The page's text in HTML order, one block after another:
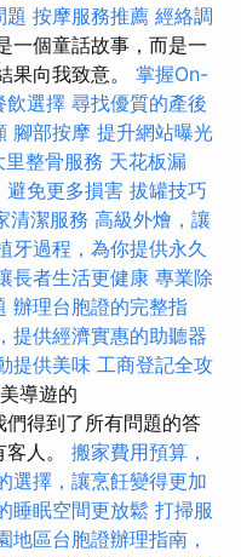
題 按摩服務推薦 經絡調
一個童話故事，而是一
果向我致意。 掌握On-
飲選擇 尋找優質的產後
腳部按摩 提升網站曝光
里整骨服務 天花板漏
避免更多損害 拔罐技巧
清潔服務 高級外燴，讓
牙過程，為你提供永久
長者生活更健康 專業除
辦理台胞證的完整指
提供經濟實惠的助聽器
提供美味 工商登記全攻
導遊的
得到了所有問題的答
人。 搬家費用預算，
選擇，讓烹飪變得更加
睡眠空間更放鬆 打掃服
地區台胞證辦理指南，